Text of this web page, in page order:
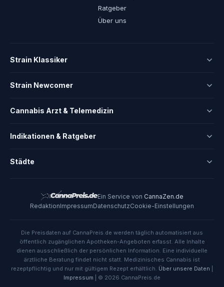
Ratgeber
Über uns
Strain Klassiker
Strain Newcomer
Cannabis Arzt & Telemedizin
Indikationen & Ratgeber
Städte
Ein Service von CannaZen.de
RedaktionImpressumDatenschutzCookie-Einstellungen
Die Preisdaten auf CannaPreis.de werden täglich automatisiert aus
öffentlich zugänglichen Apotheken-Angeboten erfasst. Alle Inhalte
dienen ausschließlich der persönlichen Information. Eine individuelle
ärztliche Beratung findet nicht statt. Medizinisches Cannabis ist
rezeptpflichtig und nur mit gültigem Rezept erhältlich. Über unsere Daten
Impressum | © 2026 CannaPreis.de